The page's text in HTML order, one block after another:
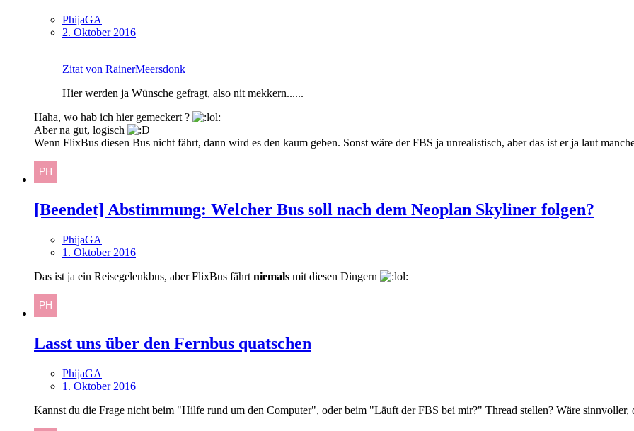
PhijaGA
2. Oktober 2016
Zitat von RainerMeersdonk
Hier werden ja Wünsche gefragt, also nit mekkern......
Haha, wo hab ich hier gemeckert ?
Aber na gut, logisch
Wenn FlixBus diesen Bus nicht fährt, dann wird es den kaum geben. Sonst wäre der FBS ja unrealistisch, aber das ist er ja laut
[Beendet] Abstimmung: Welcher Bus soll nach dem Neoplan Skyliner folgen?
PhijaGA
1. Oktober 2016
Das ist ja ein Reisegelenkbus, aber FlixBus fährt niemals mit diesen Dingern
Lasst uns über den Fernbus quatschen
PhijaGA
1. Oktober 2016
Kannst du die Frage nicht beim "Hilfe rund um den Computer", oder beim "Läuft der FBS bei mir?" Thread stellen? Wäre sinnvoller,